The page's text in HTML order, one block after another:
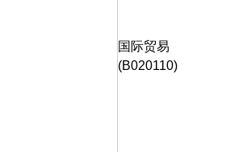
国际贸易
(B020110)